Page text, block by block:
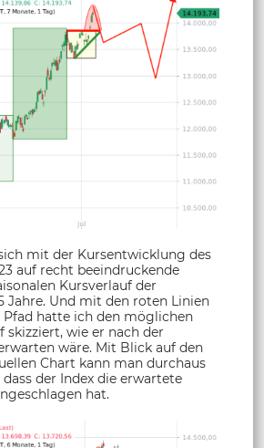
mit der Kursentwicklung des
auf recht beeindruckende
Kursverlauf der
Jahre. Und mit den roten Linien
Pfad hatte ich den möglichen
skizziert, wie er nach der
wäre. Mit Blick auf den
Chart kann man durchaus
der Index die erwartete
hat.